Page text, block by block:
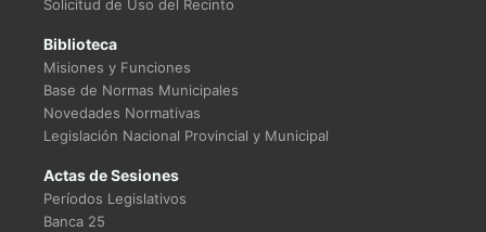
Solicitud de Uso del Recinto
Biblioteca
Misiones y Funciones
Base de Normas Municipales
Novedades Normativas
Legislación Nacional Provincial y Municipal
Actas de Sesiones
Períodos Legislativos
Banca 25